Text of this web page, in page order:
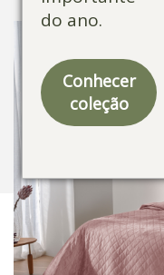
do ano.
Conhecer
coleção